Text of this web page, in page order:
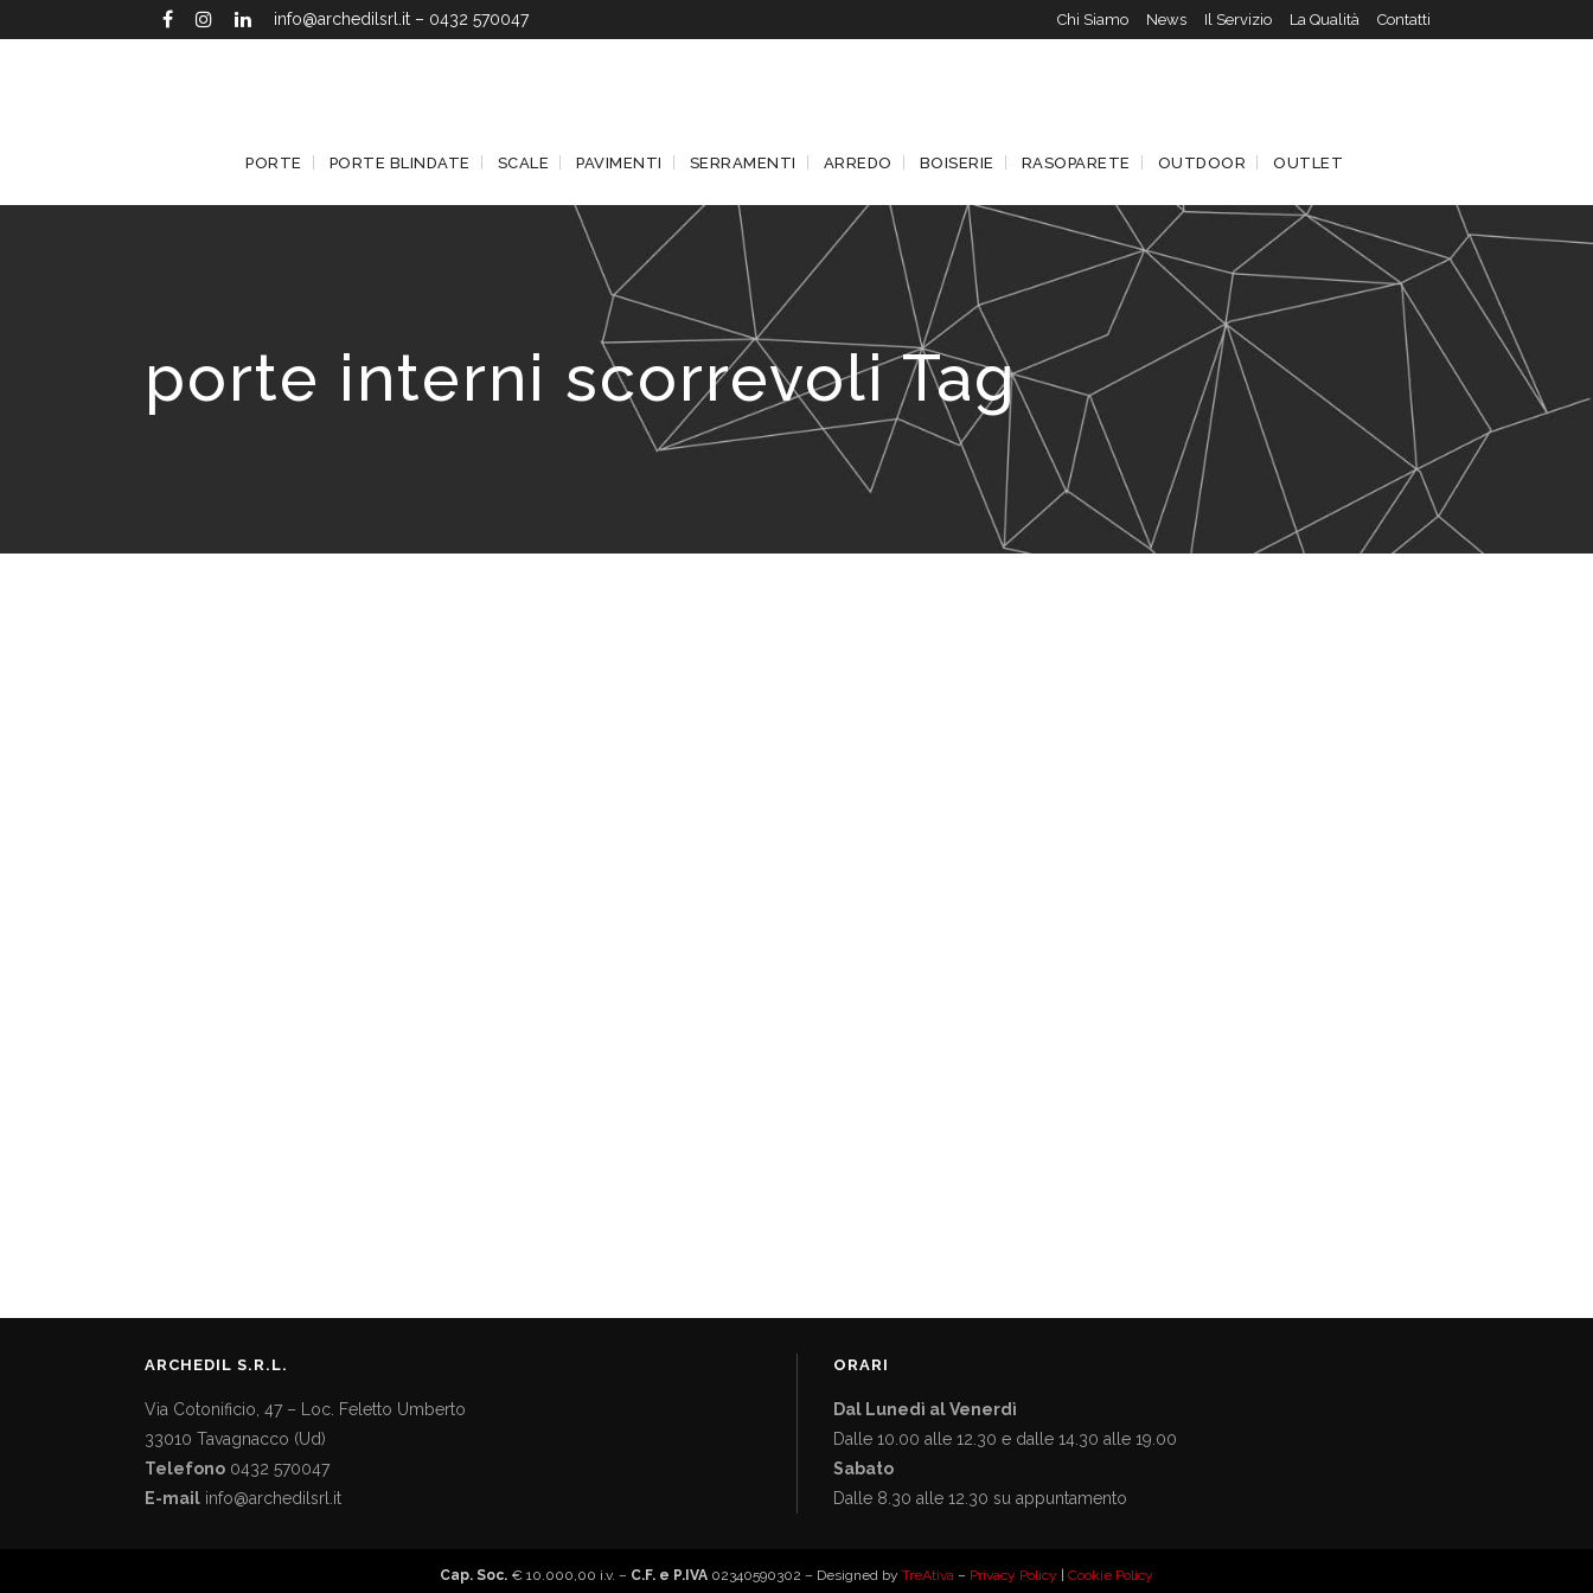
info@archedilsrl.it – 0432 570047 Chi Siamo News Il Servizio La Qualità Contatti
PORTE PORTE BLINDATE SCALE PAVIMENTI SERRAMENTI ARREDO BOISERIE RASOPARETE OUTDOOR OUTLET
porte interni scorrevoli Tag
ARCHEDIL S.R.L.
Via Cotonificio, 47 – Loc. Feletto Umberto
33010 Tavagnacco (Ud)
Telefono 0432 570047
E-mail info@archedilsrl.it
ORARI
Dal Lunedì al Venerdì
Dalle 10.00 alle 12.30 e dalle 14.30 alle 19.00
Sabato
Dalle 8.30 alle 12.30 su appuntamento
Cap. Soc. € 10.000,00 i.v. – C.F. e P.IVA 02340590302 – Designed by TreAtiva – Privacy Policy | Cookie Policy